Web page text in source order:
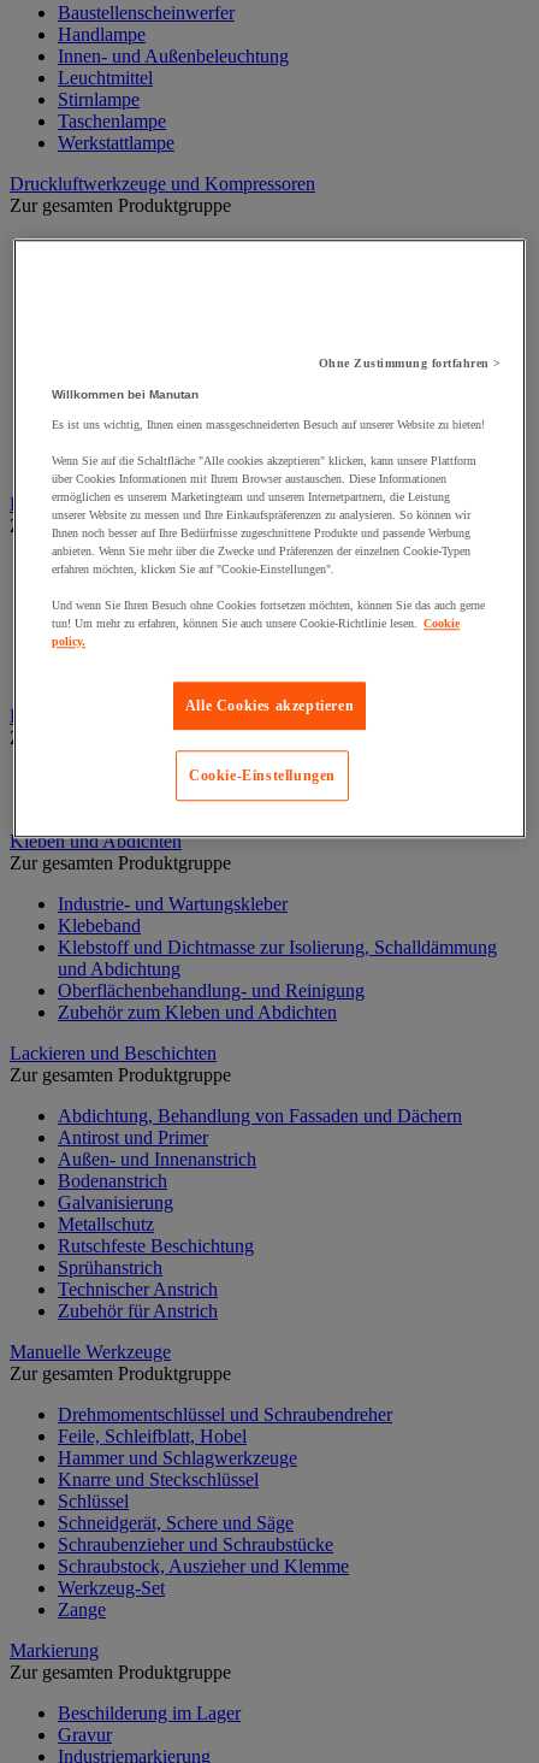
Baustellenscheinwerfer
Handlampe
Innen- und Außenbeleuchtung
Leuchtmittel
Stirnlampe
Taschenlampe
Werkstattlampe
Druckluftwerkzeuge und Kompressoren
Zur gesamten Produktgruppe
Druckluftdrehschlagschrauber und -bohrer
Pneumatische Säge
Pneumatisches Setzwerkzeug, Nieten
Zubehör für Druckluftarbeiten
Elektronik
Zur gesamten Produktgruppe
Baterien, Ladegerät und Kabel
Schaltschrank, Schaltkasten und Zubehör
Steckdose und Schalter
Verlängerungskabel, Mehrfachsteckdose und Aufroller
Elektrowerkzeug
Zur gesamten Produktgruppe
Elektrowerkzeug mit Kabel
Kabelloses Elektrowerkzeug
Kleben und Abdichten
Zur gesamten Produktgruppe
Industrie- und Wartungskleber
Klebeband
Klebstoff und Dichtmasse zur Isolierung, Schalldämmung
und Abdichtung
Oberflächenbehandlung- und Reinigung
Zubehör zum Kleben und Abdichten
Lackieren und Beschichten
Zur gesamten Produktgruppe
Abdichtung, Behandlung von Fassaden und Dächern
Antirost und Primer
Außen- und Innenanstrich
Bodenanstrich
Galvanisierung
Metallschutz
Rutschfeste Beschichtung
Sprühanstrich
Technischer Anstrich
Zubehör für Anstrich
Manuelle Werkzeuge
Zur gesamten Produktgruppe
Drehmomentschlüssel und Schraubendreher
Feile, Schleifblatt, Hobel
Hammer und Schlagwerkzeuge
Knarre und Steckschlüssel
Schlüssel
Schneidgerät, Schere und Säge
Schraubenzieher und Schraubstücke
Schraubstock, Auszieher und Klemme
Werkzeug-Set
Zange
Markierung
Zur gesamten Produktgruppe
Beschilderung im Lager
Gravur
Industriemarkierung
Ohne Zustimmung fortfahren >
Willkommen bei Manutan
Es ist uns wichtig, Ihnen einen massgeschneiderten Besuch auf unserer Website zu bieten!
Wenn Sie auf die Schaltfläche "Alle cookies akzeptieren" klicken, kann unsere Plattform
über Cookies Informationen mit Ihrem Browser austauschen. Diese Informationen
ermöglichen es unserem Marketingteam und unseren Internetpartnern, die Leistung
unserer Website zu messen und Ihre Einkaufspräferenzen zu analysieren. So können wir
Ihnen noch besser auf Ihre Bedürfnisse zugeschnittene Produkte und passende Werbung
anbieten. Wenn Sie mehr über die Zwecke und Präferenzen der einzelnen Cookie-Typen
erfahren möchten, klicken Sie auf "Cookie-Einstellungen".
Und wenn Sie Ihren Besuch ohne Cookies fortsetzen möchten, können Sie das auch gerne
tun! Um mehr zu erfahren, können Sie auch unsere Cookie-Richtlinie lesen.
Cookie
policy.
Alle Cookies akzeptieren
Cookie-Einstellungen